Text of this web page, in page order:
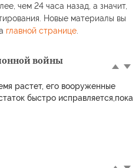
чем 24 часа назад, а значит,
Новые материалы вы
главной странице.
войны
растет, его вооруженные
быстро исправляется,пока